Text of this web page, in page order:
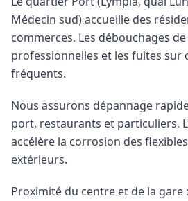
Médecin sud) accueille des
commerces. Les débouchages
professionnelles et les fuites sur
fréquents.
Nous assurons dépannage
port, restaurants et particuliers.
accélère la corrosion des
extérieurs.
Proximité du centre et de la